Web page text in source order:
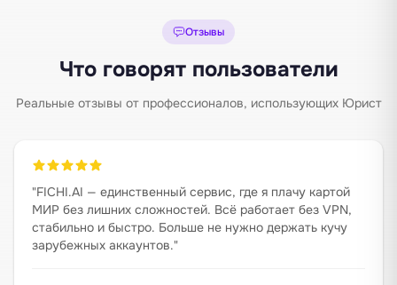
Отзывы
Что говорят пользователи
Реальные отзывы от профессионалов, использующих Юрист
"FICHI.AI — единственный сервис, где я плачу картой
МИР без лишних сложностей. Всё работает без VPN,
стабильно и быстро. Больше не нужно держать кучу
зарубежных аккаунтов."